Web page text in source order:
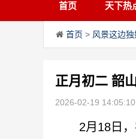
首页 天下热
首页 > 风景这边独
正月初二 韶
2026-02-19 14:05:10
2月18日，